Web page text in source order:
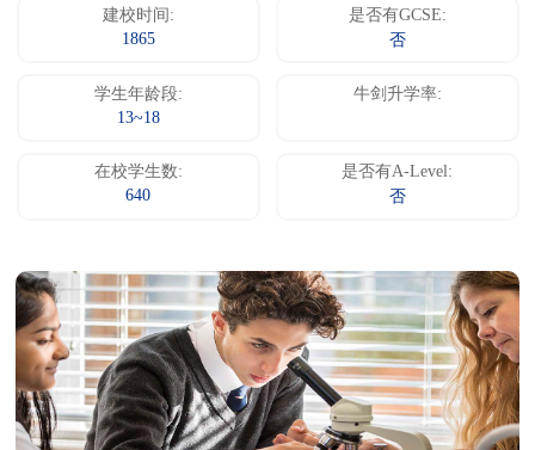
建校时间:
1865
是否有GCSE:
否
学生年龄段:
13~18
牛剑升学率:
在校学生数:
640
是否有A-Level:
否